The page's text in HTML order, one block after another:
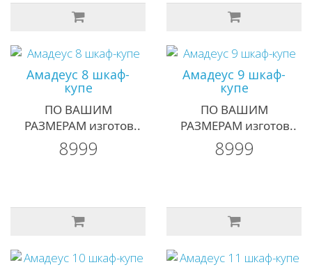
Амадеус 8 шкаф-
купе
ПО ВАШИМ
РАЗМЕРАМ изготов..
8999
Амадеус 9 шкаф-
купе
ПО ВАШИМ
РАЗМЕРАМ изготов..
8999